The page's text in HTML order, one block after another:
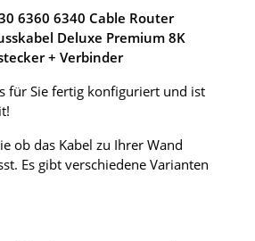
6360 6340 Cable Router
Deluxe Premium 8K
+ Verbinder
für Sie fertig konfiguriert und ist
ob das Kabel zu Ihrer Wand
Es gibt verschiedene Varianten